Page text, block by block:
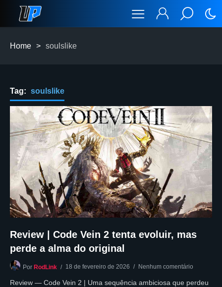
Home > soulslike
Tag: soulslike
Review | Code Vein 2 tenta evoluir, mas
perde a alma do original
Por RodLink 18 de fevereiro de 2026 Nenhum comentário
Review — Code Vein 2 | Uma sequência ambiciosa que perdeu